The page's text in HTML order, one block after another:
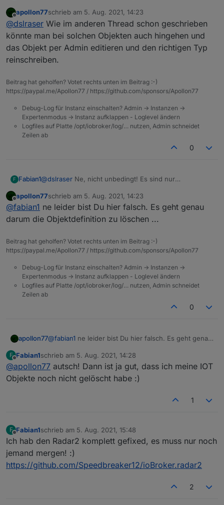
@slowmanDu kannst die Instanz löschen und
neu anlegen, oder einfach nur im Admin
hingehen und die betroffenen Objekte Löschen
(die haben alle nen kleinen Papierkorb rechts,
ggf im Expertenmodus). Adapter neu starten und
Wären das die einzigen Möglichkeiten ?
Dann sind alle Smartnamen für iot oder auch custom
Einstellungen für influxdb oder iqontrol usw. weg. Das
einzurichten.
Offline
apollon77schrieb am 5. Aug. 2021, 14:23
zuletzt editiert von
@dslraser Wie im anderen Thread schon geschrieben
könnte man bei solchen Objekten auch hingehen und
das Objekt per Admin editieren und den richtigen Typ
reinschreiben.
Beitrag hat geholfen? Votet rechts unten im Beitrag :-)
https://paypal.me/Apollon77 / https://github.com/sponsors/Apollon77
Debug-Log für Instanz einschalten? Admin -> Instanzen ->
Expertenmodus -> Instanz aufklappen - Loglevel ändern
Logfiles auf Platte /opt/iobroker/log/… nutzen, Admin schneidet
Zeilen ab
0
F Fabian1@dslraser Ne, nicht unbedingt! Es sind nur
wie die Smartnamen, die er sich aus der config zieht
werden neu geschrieben und gehen nicht verloren nur
weil die Datenpunkte weg sind!
Offline
apollon77schrieb am 5. Aug. 2021, 14:23
zuletzt editiert von
@fabian1 ne leider bist Du hier falsch. Es geht genau
darum die Objektdefinition zu löschen ...
Beitrag hat geholfen? Votet rechts unten im Beitrag :-)
https://paypal.me/Apollon77 / https://github.com/sponsors/Apollon77
Debug-Log für Instanz einschalten? Admin -> Instanzen ->
Expertenmodus -> Instanz aufklappen - Loglevel ändern
Logfiles auf Platte /opt/iobroker/log/… nutzen, Admin schneidet
Zeilen ab
0
apollon77@fabian1 ne leider bist Du hier falsch. Es geht genau
F
Offline
Fabian1schrieb am 5. Aug. 2021, 14:28
zuletzt editiert von
@apollon77 autsch! Dann ist ja gut, dass ich meine IOT
Objekte noch nicht gelöscht habe :)
1
F
Offline
Fabian1schrieb am 5. Aug. 2021, 15:48
zuletzt editiert von
Ich hab den Radar2 komplett gefixed, es muss nur noch
jemand mergen! :)
https://github.com/Speedbreaker12/ioBroker.radar2
2